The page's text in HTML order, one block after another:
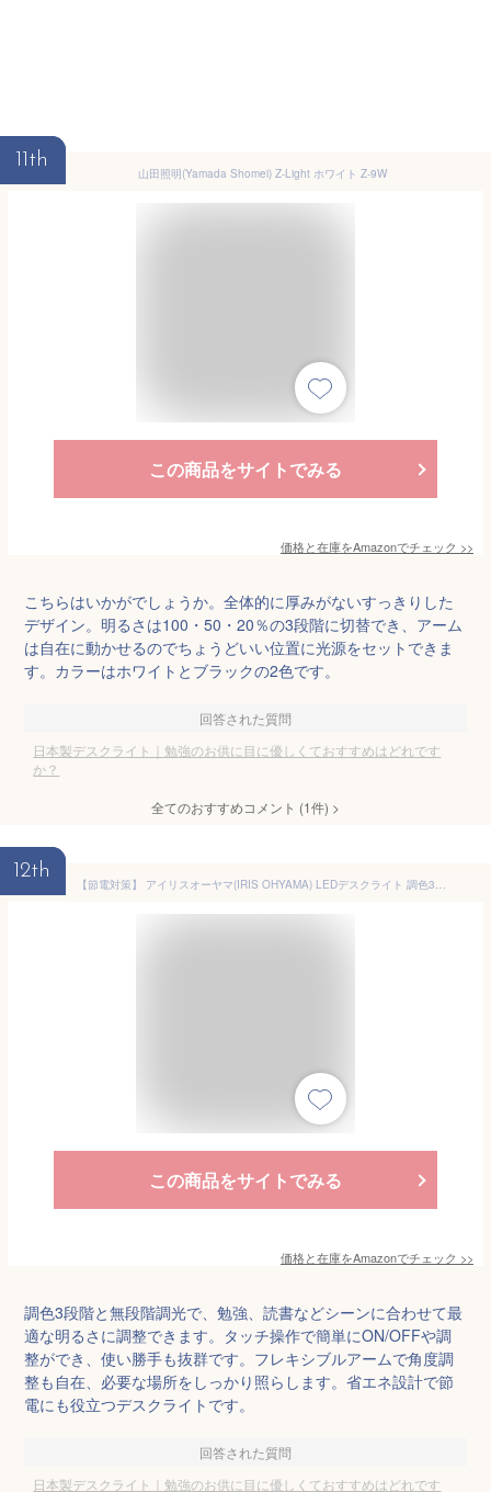
11th
山田照明(Yamada Shomei) Z-Light ホワイト Z-9W
この商品をサイトでみる
価格と在庫をAmazonでチェック >>
こちらはいかがでしょうか。全体的に厚みがないすっきりした
デザイン。明るさは100・50・20％の3段階に切替でき、アーム
は自在に動かせるのでちょうどいい位置に光源をセットできま
す。カラーはホワイトとブラックの2色です。
回答された質問
日本製デスクライト｜勉強のお供に目に優しくておすすめはどれです
か？
全てのおすすめコメント (1件) >
12th
【節電対策】 アイリスオーヤマ(IRIS OHYAMA) LEDデスクライト 調色3段階 調光無段階 簡単操作 自由可動 フレキシブルアーム 角度調節可能 省エネ ブラック PDL-101-B
この商品をサイトでみる
価格と在庫をAmazonでチェック >>
調色3段階と無段階調光で、勉強、読書などシーンに合わせて最
適な明るさに調整できます。タッチ操作で簡単にON/OFFや調
整ができ、使い勝手も抜群です。フレキシブルアームで角度調
整も自在、必要な場所をしっかり照らします。省エネ設計で節
電にも役立つデスクライトです。
回答された質問
日本製デスクライト｜勉強のお供に目に優しくておすすめはどれです